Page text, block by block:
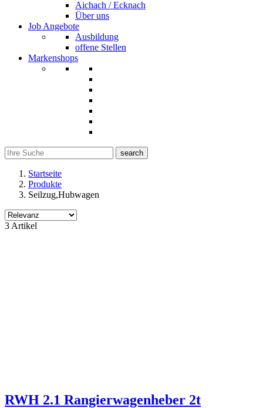
Aichach / Ecknach
Über uns
Job Angebote
Ausbildung
offene Stellen
Markenshops
search
Startseite
Produkte
Seilzug,Hubwagen
Filter
Eigenschaften
3 Artikel
RWH 2.1 Rangierwagenheber 2t